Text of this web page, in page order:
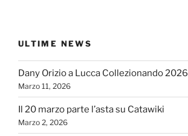
ULTIME NEWS
Dany Orizio a Lucca Collezionando 2026
Marzo 11, 2026
Il 20 marzo parte l’asta su Catawiki
Marzo 2, 2026